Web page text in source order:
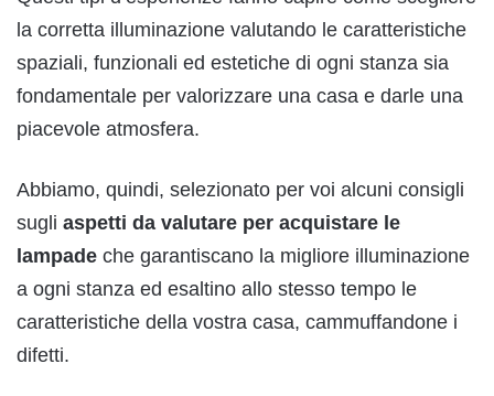
la corretta illuminazione valutando le caratteristiche
spaziali, funzionali ed estetiche di ogni stanza sia
fondamentale per valorizzare una casa e darle una
piacevole atmosfera.
Abbiamo, quindi, selezionato per voi alcuni consigli
sugli aspetti da valutare per acquistare le
lampade che garantiscano la migliore illuminazione
a ogni stanza ed esaltino allo stesso tempo le
caratteristiche della vostra casa, cammuffandone i
difetti.